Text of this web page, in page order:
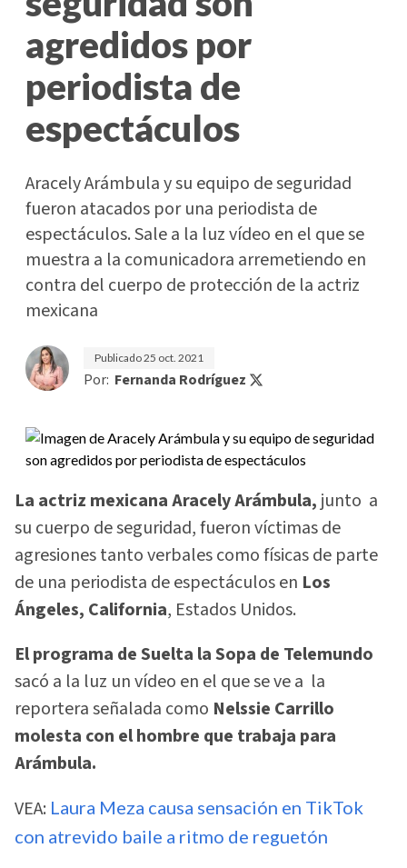
agredidos por
periodista de
espectáculos
Aracely Arámbula y su equipo de seguridad
fueron atacados por una periodista de
espectáculos. Sale a la luz vídeo en el que se
muestra a la comunicadora arremetiendo en
contra del cuerpo de protección de la actriz
mexicana
Publicado25 oct. 2021
Por: Fernanda Rodríguez
La actriz mexicana Aracely Arámbula, junto a
su cuerpo de seguridad, fueron víctimas de
agresiones tanto verbales como físicas de parte
de una periodista de espectáculos en Los
Ángeles, California, Estados Unidos.
El programa de Suelta la Sopa de Telemundo
sacó a la luz un vídeo en el que se ve a la
reportera señalada como Nelssie Carrillo
molesta con el hombre que trabaja para
Arámbula.
VEA: Laura Meza causa sensación en TikTok
con atrevido baile a ritmo de reguetón